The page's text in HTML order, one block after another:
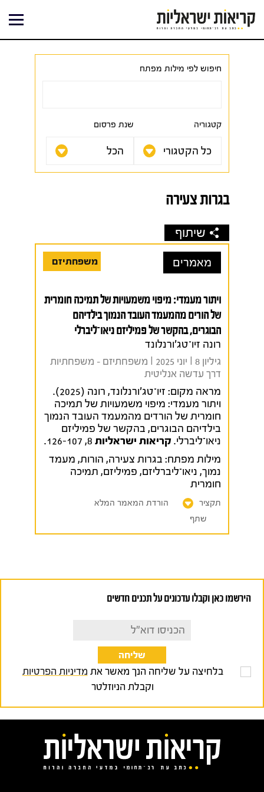
לתוכן
חיפוש לפי מילות מפתח
קטגוריה שנת פרסום
בגרות צעירה
שיתוף
משפחתיזם מאמרים
ויתור מעמדי: מיפוי משמעויות של תמיכה חומרית
של הורים מהמעמד העובד הנמוך בילדיהם
הבוגרים, בהקשר של פמיליזם ניאו־ליברלי
רונה זיו־טג'ורנלונד
גיליון 8 I יוני 2025 I משפחתיזם - משפחתיות
דרך עדשה אנליטית
מראה מקום:
זיו־טג'ורנלונד, רונה (2025).
ויתור מעמדי: מיפוי משמעויות של תמיכה
חומרית של הורדים מהמעמד העובד הנמוך
בילדיהם הבוגרים, בהקשר של פמיליזם
ניאו־ליברלי.קריאות ישראליות
מילות מפתח: בגרות צעירה, הורות, מעמד
נמוך, ניאו־ליברליזם, פמיליזם, תמיכה
חומרית
תקציר
הורדת המאמר המלא
שתף
הירשמו כאן וקבלו עדכונים על תכנים חדשים
בלחיצה על שליחה הנך מאשר את מדיניות הפרטיות
וקבלת הניוזלטר